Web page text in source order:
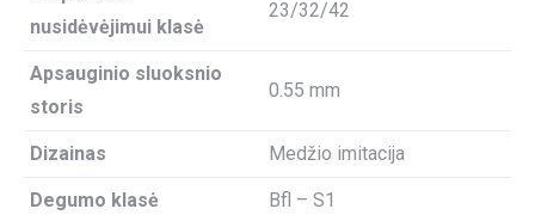
nusidėvėjimui klasė
23/32/42
Apsauginio sluoksnio
storis
0.55 mm
Dizainas Medžio imitacija
Degumo klasė Bfl – S1